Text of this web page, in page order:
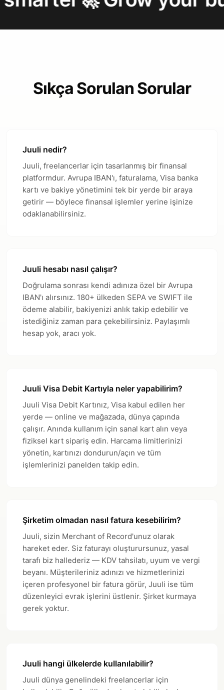
Sıkça Sorulan Sorular
Juuli nedir?
Juuli, freelancerlar için tasarlanmış bir finansal
platformdur. Avrupa IBAN'ı, faturalama, Visa banka
kartı ve bakiye yönetimini tek bir yerde bir araya
getirir — böylece finansal işlemler yerine işinize
odaklanabilirsiniz.
Juuli hesabı nasıl çalışır?
Doğrulama sonrası kendi adınıza özel bir Avrupa
IBAN'ı alırsınız. 180+ ülkeden SEPA ve SWIFT ile
ödeme alabilir, bakiyenizi anlık takip edebilir ve
istediğiniz zaman para çekebilirsiniz. Paylaşımlı
hesap yok, aracı yok.
Juuli Visa Debit Kartıyla neler yapabilirim?
Juuli Visa Debit Kartınız, Visa kabul edilen her
yerde — online ve mağazada, dünya çapında
çalışır. Anında kullanım için sanal kart alın veya
fiziksel kart sipariş edin. Harcama limitlerinizi
yönetin, kartınızı dondurun/açın ve tüm
işlemlerinizi panelden takip edin.
Şirketim olmadan nasıl fatura kesebilirim?
Juuli, sizin Merchant of Record'unuz olarak
hareket eder. Siz faturayı oluşturursunuz, yasal
tarafı biz hallederiz — KDV tahsilatı, uyum ve vergi
beyanı. Müşterileriniz adınızı ve hizmetlerinizi
içeren profesyonel bir fatura görür, Juuli ise tüm
düzenleyici evrak işlerini üstlenir. Şirket kurmaya
gerek yoktur.
Juuli hangi ülkelerde kullanılabilir?
Juuli dünya genelindeki freelancerlar için